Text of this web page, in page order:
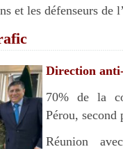
et les défenseurs de
Direction
70% de la
Pérou, second
Réunion